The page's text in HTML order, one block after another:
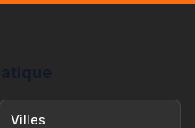
Villes